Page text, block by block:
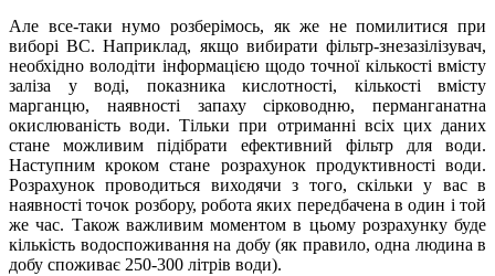
Але все-таки нумо розберімось, як же не помилитися при
виборі ВС. Наприклад, якщо вибирати фільтр-знезазілізувач,
необхідно володіти інформацією щодо точної кількості вмісту
заліза у воді, показника кислотності, кількості вмісту
марганцю, наявності запаху сірководню, перманганатна
окислюваність води. Тільки при отриманні всіх цих даних
стане можливим підібрати ефективний фільтр для води.
Наступним кроком стане розрахунок продуктивності води.
Розрахунок проводиться виходячи з того, скільки у вас в
наявності точок розбору, робота яких передбачена в один і той
же час. Також важливим моментом в цьому розрахунку буде
кількість водоспоживання на добу (як правило, одна людина в
добу споживає 250-300 літрів води).